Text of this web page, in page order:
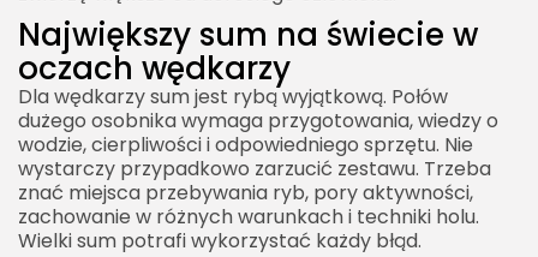
Największy sum na świecie w
oczach wędkarzy
Dla wędkarzy sum jest rybą wyjątkową. Połów
dużego osobnika wymaga przygotowania, wiedzy o
wodzie, cierpliwości i odpowiedniego sprzętu. Nie
wystarczy przypadkowo zarzucić zestawu. Trzeba
znać miejsca przebywania ryb, pory aktywności,
zachowanie w różnych warunkach i techniki holu.
Wielki sum potrafi wykorzystać każdy błąd.